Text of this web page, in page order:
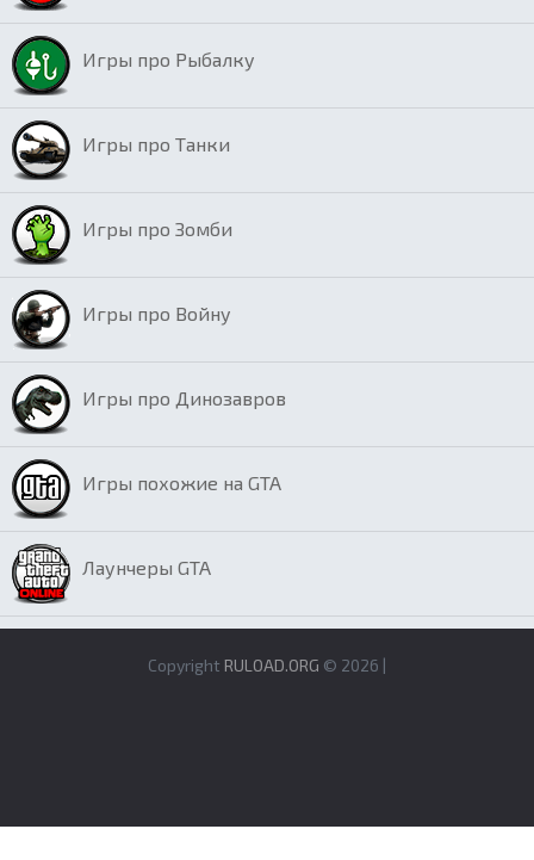
Игры про Рыбалку
Игры про Танки
Игры про Зомби
Игры про Войну
Игры про Динозавров
Игры похожие на GTA
Лаунчеры GTA
Copyright RULOAD.ORG © 2026 |